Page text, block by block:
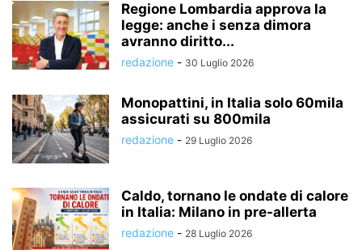
Regione Lombardia approva la
legge: anche i senza dimora
avranno diritto...
redazione - 30 Luglio 2026
Monopattini, in Italia solo 60mila
assicurati su 800mila
redazione - 29 Luglio 2026
Caldo, tornano le ondate di calore
in Italia: Milano in pre-allerta
redazione - 28 Luglio 2026